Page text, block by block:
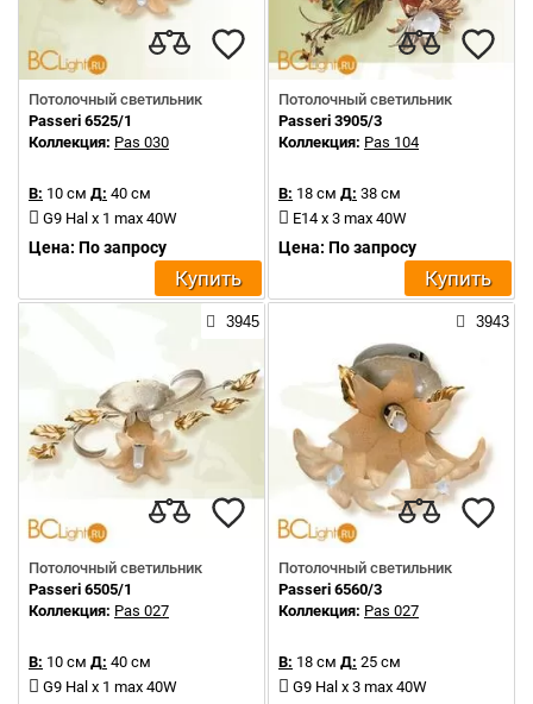
Потолочный светильник
Passeri 6525/1
Коллекция: Pas 030
В: 10 см Д: 40 см
G9 Hal x 1 max 40W
Цена: По запросу
Купить
Потолочный светильник
Passeri 3905/3
Коллекция: Pas 104
В: 18 см Д: 38 см
E14 x 3 max 40W
Цена: По запросу
Купить
3945
Потолочный светильник
Passeri 6505/1
Коллекция: Pas 027
В: 10 см Д: 40 см
G9 Hal x 1 max 40W
3943
Потолочный светильник
Passeri 6560/3
Коллекция: Pas 027
В: 18 см Д: 25 см
G9 Hal x 3 max 40W